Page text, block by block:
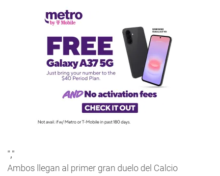
","
Ambos llegan al primer gran duelo del Calcio